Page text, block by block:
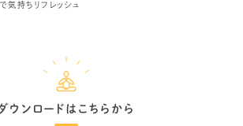
気持ちリフレッシュ
ウンロードはこちらから